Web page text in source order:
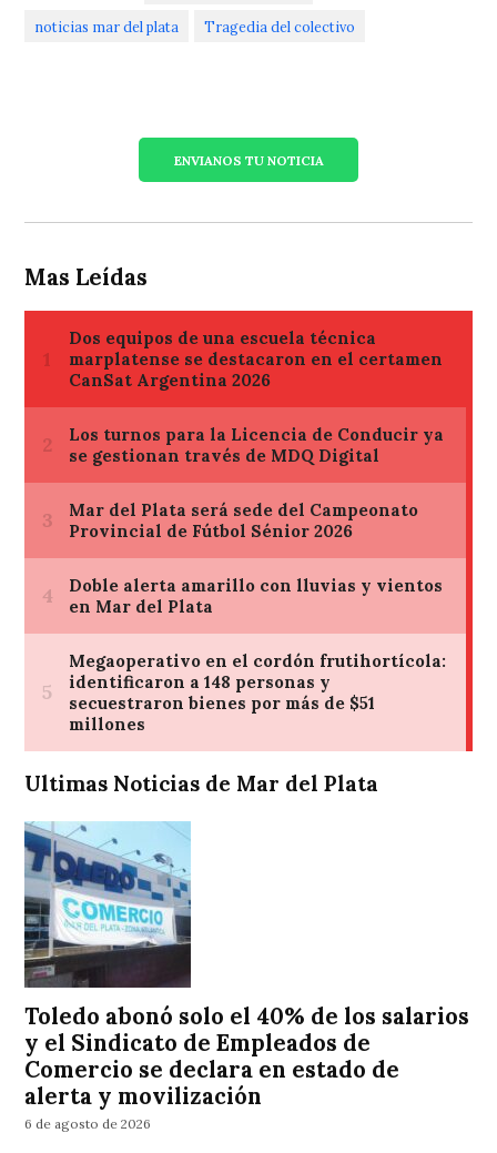
noticias mar del plata Tragedia del colectivo
ENVIANOS TU NOTICIA
Mas Leídas
Ultimas Noticias de Mar del Plata
Toledo abonó solo el 40% de los salarios
y el Sindicato de Empleados de
Comercio se declara en estado de
alerta y movilización
6 de agosto de 2026